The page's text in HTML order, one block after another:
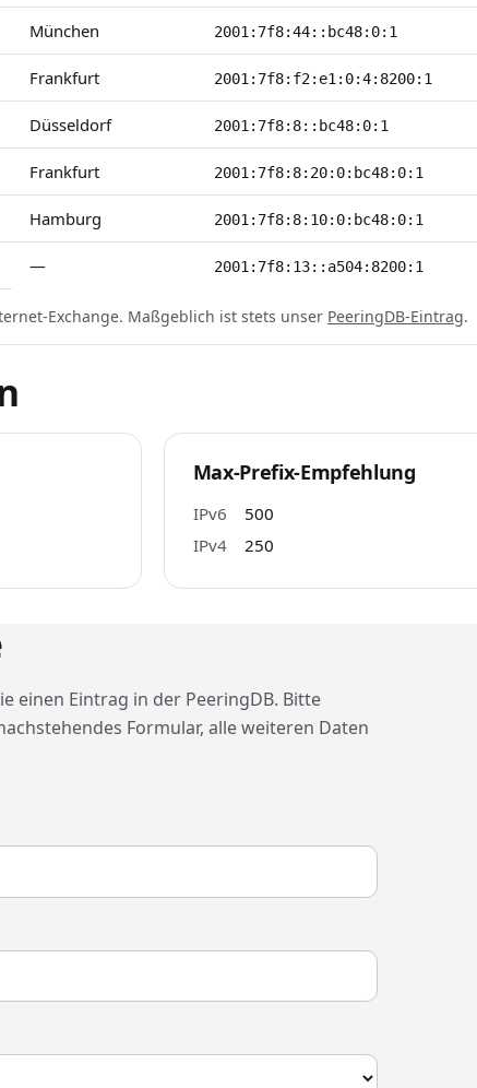
Exchange. Maßgeblich ist stets unser PeeringDB-Eintrag.
München 2001:7f8:44::bc48:0:1
Frankfurt 2001:7f8:f2:e1:0:4:8200:1
Düsseldorf 2001:7f8:8::bc48:0:1
Frankfurt 2001:7f8:8:20:0:bc48:0:1
Hamburg 2001:7f8:8:10:0:bc48:0:1
— 2001:7f8:13::a504:8200:1
Max-Prefix-Empfehlung
IPv6
500
IPv4
250
einen Eintrag in der PeeringDB. Bitte
Formular, alle weiteren Daten